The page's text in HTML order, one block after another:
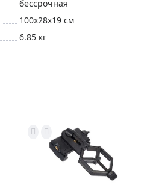
бессрочная
100x28x19 см
6.85 кг